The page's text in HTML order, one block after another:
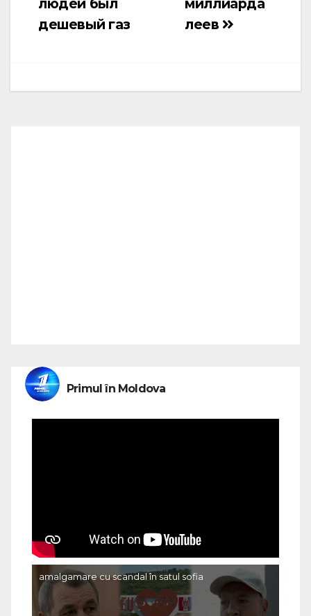
миллиарда
леев
людей был
дешевый газ
Primul în Moldova
amalgamare cu scandal în satul sofia